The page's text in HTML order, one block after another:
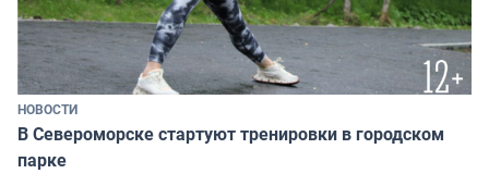
НОВОСТИ
В Североморске стартуют тренировки в городском
парке